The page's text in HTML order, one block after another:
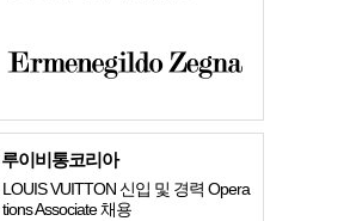
루이비통코리아
LOUIS VUITTON 신입 및 경력 Opera
tions Associate 채용